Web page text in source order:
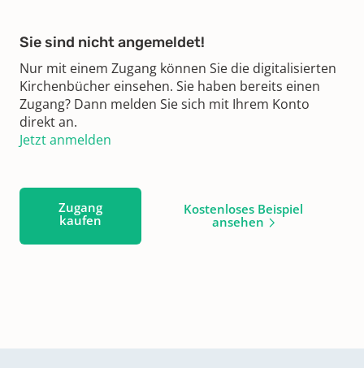
Sie sind nicht angemeldet!
Nur mit einem Zugang können Sie die digitalisierten
Kirchenbücher einsehen. Sie haben bereits einen
Zugang? Dann melden Sie sich mit Ihrem Konto
direkt an.
Jetzt anmelden
Zugang
kaufen
Kostenloses Beispiel
ansehen